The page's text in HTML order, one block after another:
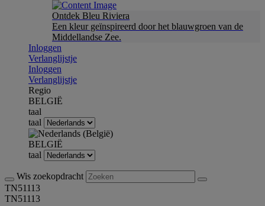
Ontdek Bleu Riviera
Een kleur geïnspireerd door het blauwgroen van de
Middellandse Zee.
Inloggen
Verlanglijstje
Inloggen
Verlanglijstje
Regio
BELGIË
taal
taal
BELGIË
taal
Wis zoekopdracht
TN51113
TN51113